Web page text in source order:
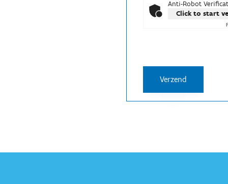
Anti-Robot
Click to start